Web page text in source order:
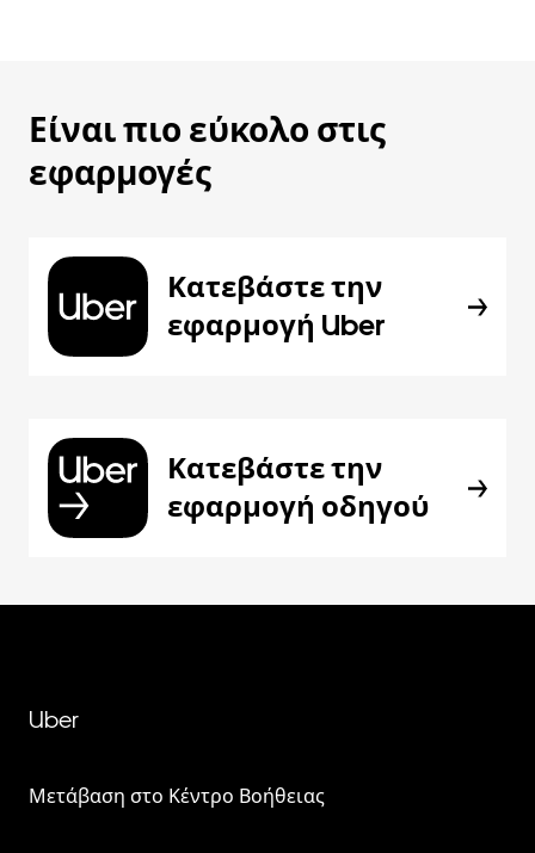
Είναι πιο εύκολο στις
εφαρμογές
Κατεβάστε την
εφαρμογή Uber
Κατεβάστε την
εφαρμογή οδηγού
Uber
Μετάβαση στο Κέντρο Βοήθειας